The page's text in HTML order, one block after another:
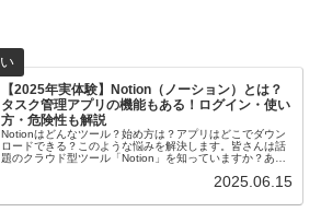
【2025年実体験】Notion（ノーション）とは？
タスク管理アプリの機能もある！ログイン・使い
方・危険性も解説
Notionはどんなツール？始め方は？アプリはどこでダウン
ロードできる？このような悩みを解決します。皆さんは話
題のクラウド型ツール「Notion」を知っていますか？ある
2025.06.15